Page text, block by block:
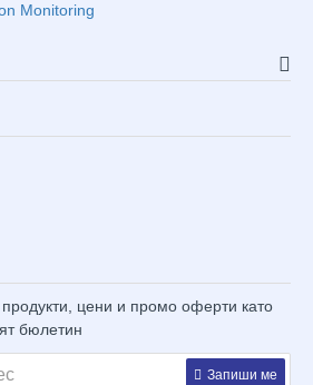
Monitoring
цени и промо оферти като
бюлетин
Запиши ме